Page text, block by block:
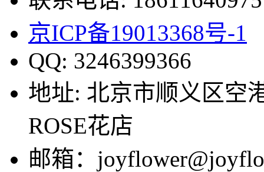
京ICP备19013368号-1
QQ: 3246399366
地址: 北京市顺义区空
ROSE花店
邮箱：